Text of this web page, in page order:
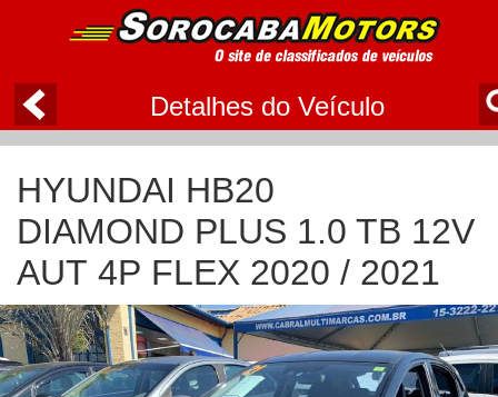
Detalhes do Veículo
HYUNDAI HB20
DIAMOND PLUS 1.0 TB 12V
AUT 4P FLEX 2020 / 2021